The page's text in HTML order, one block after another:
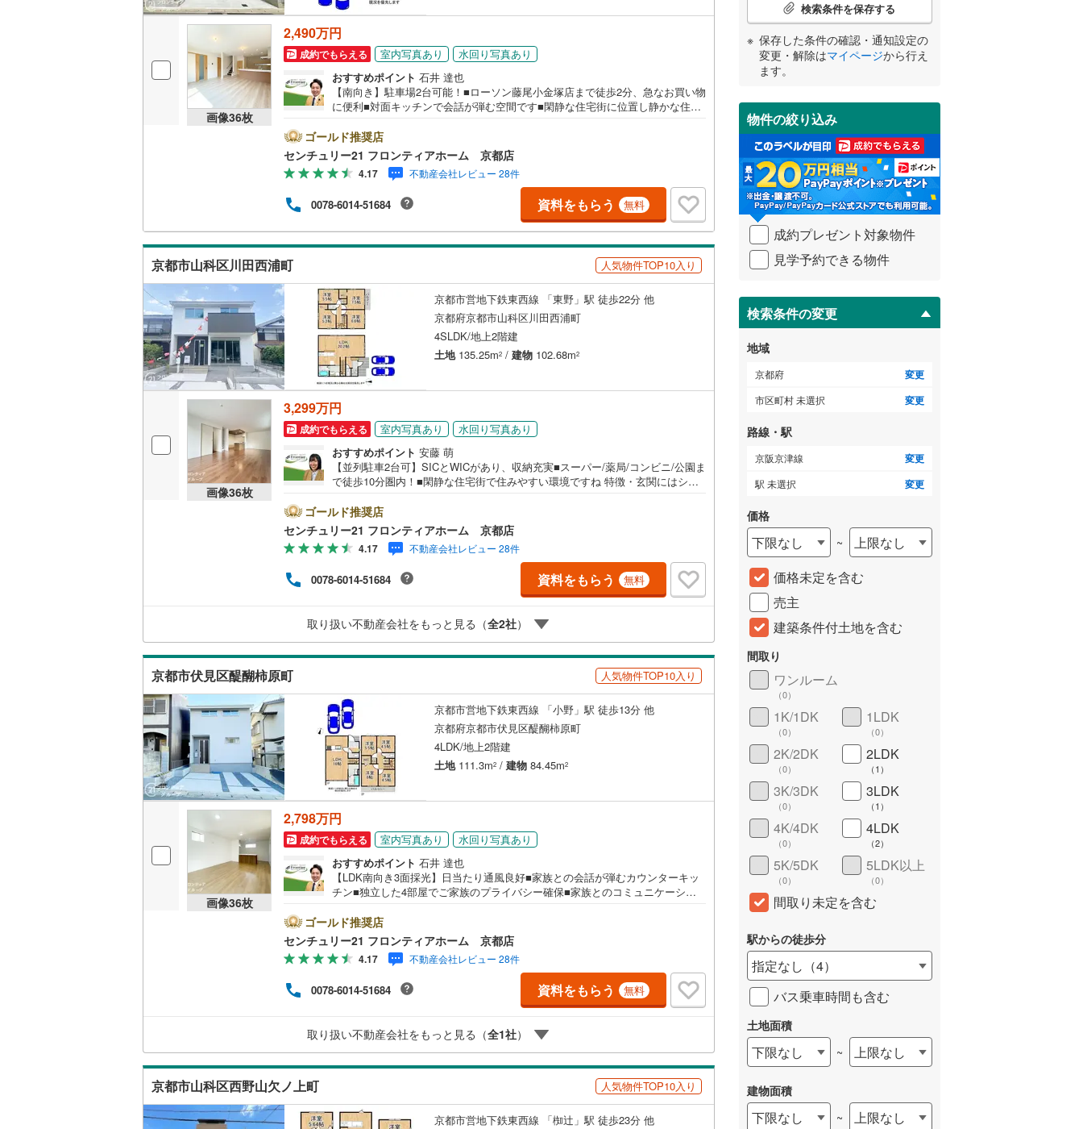
画像36枚
2,490万円
成約でもらえる 室内写真あり
水回り写真あり
おすすめポイント 石井 達也
【南向き】駐車場2台可能！■ローソン藤尾小金塚店まで徒歩2分、急なお買い物
に便利■対面キッチンで会話が弾む空間です■閑静な住宅街に位置し静かな住環
3面採光につき通風陽当たり良好です・家族みんなが集まれる広々リビング ・
納戸やウォークインクローゼットなど収納たっぷりでお部屋がすっきり片付き
ます 立地・京都市立音羽小学校まで徒歩約27分・京都市立音羽中学校まで徒歩
約34分 弊社が選ばれる理由 1.お金の扱い方のプロ、ファイナンシャルプランナ
ーが資金計画をサポート！2.買い替えなどにも対応できる売却専門チームあ
り！3.たくさんの銀行と繋がりがあるため、最も低金利になるように審査が可
能！4.物件のお引渡し後に必要になったお家のリフォームも弊社のリフォーム
プランナーがご提案！5.定期的にご連絡を繋ぎ、有事の際に迅速にサポートい
たします弊社は専門家同士が連携をとっているため、より多くの知見がござい
ゴールド推奨店
センチュリー21 フロンティアホーム 京都店
4.17 不動産会社レビュー 28件
0078-6014-51684 資料をもらう 無料
京都市山科区川田西浦町 人気物件TOP10入り
京都市営地下鉄東西線 「東野」駅 徒歩22分 他
京都府京都市山科区川田西浦町
4SLDK/地上2階建
土地135.25m2 / 建物 102.68m2
画像36枚
3,299万円
成約でもらえる 室内写真あり
水回り写真あり
おすすめポイント 安藤 萌
【並列駐車2台可】SICとWICがあり、収納充実■スーパー/薬局/コンビニ/公園ま
で徒歩10分圏内！■閑静な住宅街で住みやすい環境ですね 特徴・玄関にはシュ
ビングは家族団らんの時間をお過ごしいただけるスペースになっておりま
す。・2階の洋室は勾配天井になっており、広く感じさせる工夫が詰まっていま
す 立地・百々小学校まで徒歩約10分・山科中学校まで徒歩約17分 弊社が選ば
れる理由 1.お金の扱い方のプロ、ファイナンシャルプランナーが資金計画をサ
ポート2.買い替えなどにも対応できる売却専門チームあり！3.たくさんの銀行と
繋がりがあるため、最も低金利になるように審査が可能4.物件のお引渡し後に
必要になったお家のリフォームも弊社のリフォームプランナーがご提案5.定期
連携をとっているため、より多くの知見がございます。お気軽にお問合せくだ
さい
ゴールド推奨店
センチュリー21 フロンティアホーム 京都店
4.17 不動産会社レビュー 28件
0078-6014-51684 資料をもらう 無料
取り扱い不動産会社をもっと見る（全2社）
京都市伏見区醍醐柿原町 人気物件TOP10入り
京都市営地下鉄東西線 「小野」駅 徒歩13分 他
京都府京都市伏見区醍醐柿原町
4LDK/地上2階建
土地111.3m2 / 建物 84.45m2
画像36枚
2,798万円
成約でもらえる 室内写真あり
水回り写真あり
おすすめポイント 石井 達也
【LDK南向き3面採光】日当たり通風良好■家族との会話が弾むカウンターキッ
チン■独立した4部屋でご家族のプライバシー確保■家族とのコミュニケーショ
ゴールド推奨店
センチュリー21 フロンティアホーム 京都店
4.17 不動産会社レビュー 28件
0078-6014-51684 資料をもらう 無料
取り扱い不動産会社をもっと見る（全1社）
京都市山科区西野山欠ノ上町 人気物件TOP10入り
京都市営地下鉄東西線 「椥辻」駅 徒歩23分 他
条
件
受
け
取
る
・
条
件
を
イ
ペ
ジ
に
保
存
す
る
検索条件を保存する
保存した条件の確認・通知設定の
変更・解除はマイページから行え
ます。
物件の絞り込み
成約プレゼント対象物件
見学予約できる物件
検索条件の変更
地域
京都府 変更
市区町村 未選択 変更
路線・駅
京阪京津線 変更
駅 未選択 変更
価格
下限なし ~
上限なし
価格未定を含む
売主
建築条件付土地を含む
間取り
ワンルーム
（0）
1K/1DK
（0）
1LDK
（0）
2K/2DK
（0）
2LDK
（1 ）
3K/3DK
（0）
3LDK
（1 ）
4K/4DK
（0）
4LDK
（2）
5K/5DK
（0）
5LDK以上
（0）
間取り未定を含む
駅からの徒歩分
指定なし （4）
バス乗車時間も含む
土地面積
下限なし ~ 上限なし
建物面積
下限なし ~ 上限なし
最寄りの駅が始発駅 小学校まで1km以内（ 1）
間取り、居室全体
吹き抜け（0） バリアフリー住宅（0） 間取り変更可能
二世帯向け（0 3階建て以上（1）
サービスルーム（納戸）（1）
キッチン
独立型キッチン（0） 対面キッチン（2）
浴室
浴室乾燥機あり
バルコニー、庭
ウッドデッキあり（0）
収納
ウォークインクローゼット
（3 ）
床下収納 （4 ）
販売、価格、契約、入居関連など
即入居可能（ 0）
オンライン内見(相談)可（0） IT重説可